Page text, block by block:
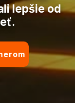
lepšie od